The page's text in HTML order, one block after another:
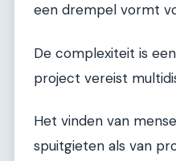
een drempel vormt
De complexiteit is
project vereist
Het vinden van
spuitgieten als van